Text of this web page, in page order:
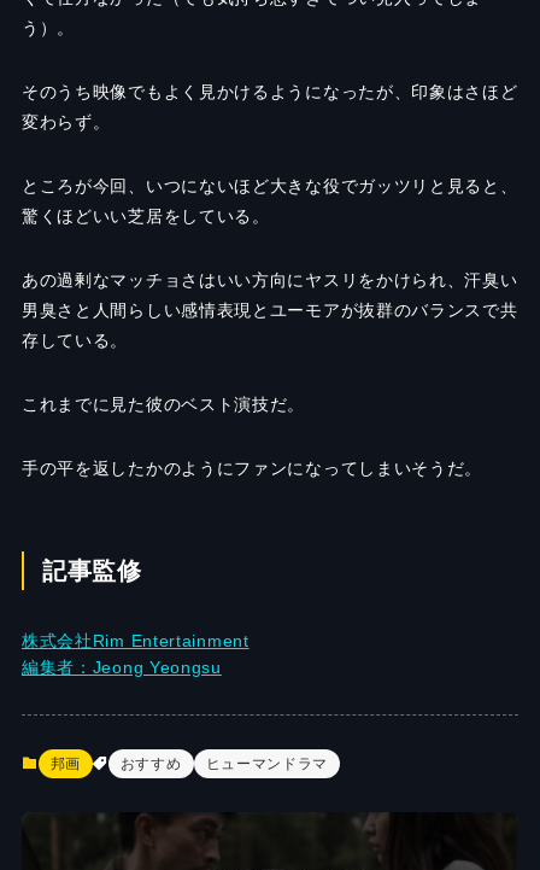
う）。
そのうち映像でもよく見かけるようになったが、印象はさほど
変わらず。
ところが今回、いつにないほど大きな役でガッツリと見ると、
驚くほどいい芝居をしている。
あの過剰なマッチョさはいい方向にヤスリをかけられ、汗臭い
男臭さと人間らしい感情表現とユーモアが抜群のバランスで共
存している。
これまでに見た彼のベスト演技だ。
手の平を返したかのようにファンになってしまいそうだ。
記事監修
株式会社Rim Entertainment
編集者：Jeong Yeongsu
邦画 おすすめ ヒューマンドラマ